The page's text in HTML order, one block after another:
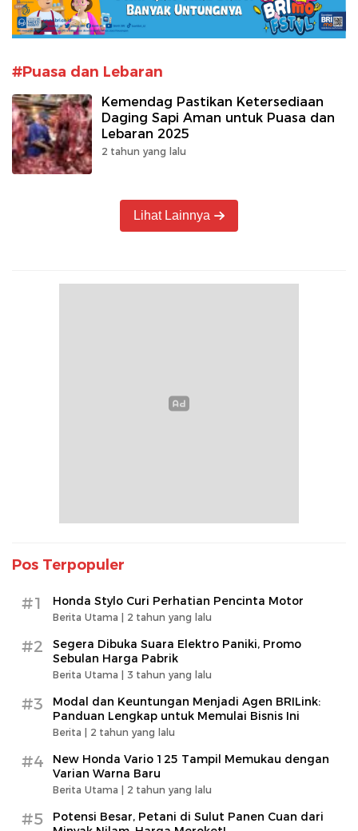
#Puasa dan Lebaran
Kemendag Pastikan Ketersediaan
Daging Sapi Aman untuk Puasa dan
Lebaran 2025
2 tahun yang lalu
Lihat Lainnya
Pos Terpopuler
#1 Honda Stylo Curi Perhatian Pencinta Motor
Berita Utama | 2 tahun yang lalu
#2
Segera Dibuka Suara Elektro Paniki, Promo
Sebulan Harga Pabrik
Berita Utama | 3 tahun yang lalu
#3
Modal dan Keuntungan Menjadi Agen BRILink:
Panduan Lengkap untuk Memulai Bisnis Ini
Berita | 2 tahun yang lalu
#4
New Honda Vario 125 Tampil Memukau dengan
Varian Warna Baru
Berita Utama | 2 tahun yang lalu
#5
Potensi Besar, Petani di Sulut Panen Cuan dari